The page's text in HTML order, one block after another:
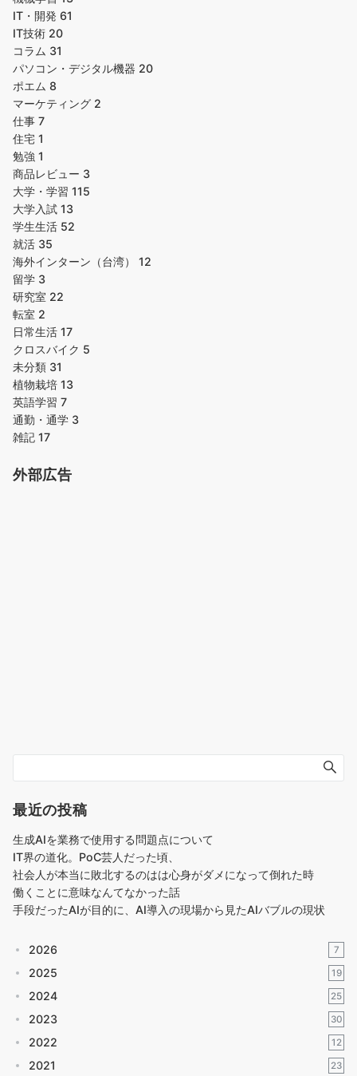
IT・開発 61
IT技術 20
コラム 31
パソコン・デジタル機器 20
ポエム 8
マーケティング 2
仕事 7
住宅 1
勉強 1
商品レビュー 3
大学・学習 115
大学入試 13
学生生活 52
就活 35
海外インターン（台湾） 12
留学 3
研究室 22
転室 2
日常生活 17
クロスバイク 5
未分類 31
植物栽培 13
英語学習 7
通勤・通学 3
雑記 17
外部広告
最近の投稿
生成AIを業務で使用する問題点について
IT界の道化。PoC芸人だった頃、
社会人が本当に敗北するのはは心身がダメになって倒れた時
働くことに意味なんてなかった話
手段だったAIが目的に、AI導入の現場から見たAIバブルの現状
2026 7
2025 19
2024 25
2023 30
2022 12
2021 23